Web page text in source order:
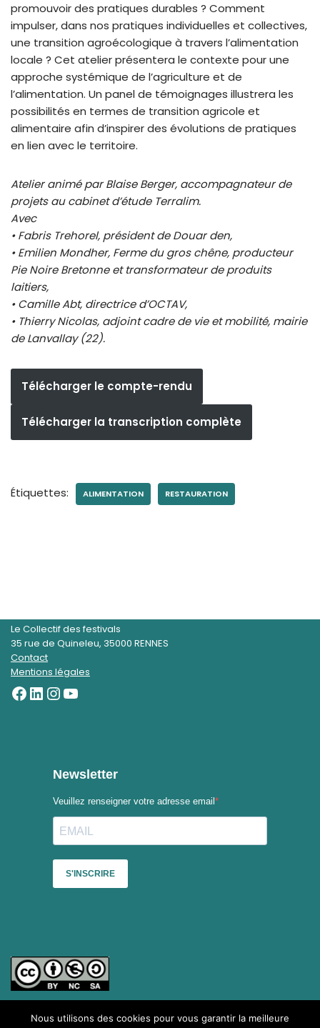
promouvoir des pratiques durables ? Comment
impulser, dans nos pratiques individuelles et collectives,
une transition agroécologique à travers l’alimentation
locale ? Cet atelier présentera le contexte pour une
approche systémique de l’agriculture et de
l’alimentation. Un panel de témoignages illustrera les
possibilités en termes de transition agricole et
alimentaire afin d’inspirer des évolutions de pratiques
en lien avec le territoire.
Atelier animé par Blaise Berger, accompagnateur de
projets au cabinet d’étude Terralim.
Avec
• Fabris Trehorel, président de Douar den,
• Emilien Mondher, Ferme du gros chêne, producteur
Pie Noire Bretonne et transformateur de produits
laitiers,
• Camille Abt, directrice d’OCTAV,
• Thierry Nicolas, adjoint cadre de vie et mobilité, mairie
de Lanvallay (22).
Télécharger le compte-rendu
Télécharger la transcription complète
Étiquettes: ALIMENTATION RESTAURATION
Le Collectif des festivals
35 rue de Quineleu, 35000 RENNES
Contact
Mentions légales
Nous utilisons des cookies pour vous garantir la meilleure